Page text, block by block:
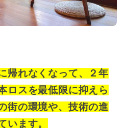
帰れなくなって、２年
ロスを最低限に抑えら
街の環境や、技術の進
います。